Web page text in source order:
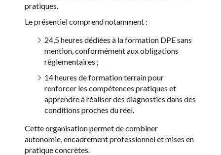
pratiques.
Le présentiel comprend notamment :
24,5 heures dédiées à la formation DPE sans
mention, conformément aux obligations
réglementaires ;
14 heures de formation terrain pour
renforcer les compétences pratiques et
apprendre à réaliser des diagnostics dans des
conditions proches du réel.
Cette organisation permet de combiner
autonomie, encadrement professionnel et mises en
pratique concrètes.